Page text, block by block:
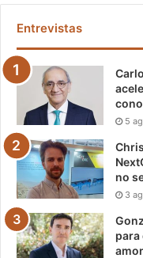
Entrevistas
5
no
3